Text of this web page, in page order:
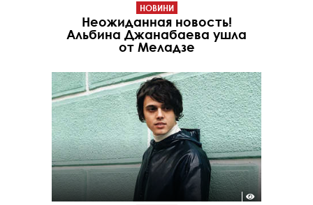
НОВИНИ
Неожиданная новость!
Альбина Джанабаева ушла
от Меладзе